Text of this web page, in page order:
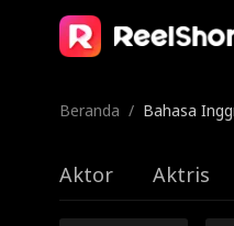
Beranda / Bahasa
Aktor Aktris